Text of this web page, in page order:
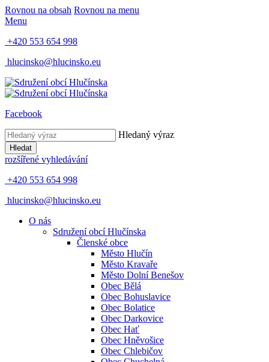
Rovnou na obsah Rovnou na menu
Menu
+420 553 654 998
hlucinsko@hlucinsko.eu
Facebook
Hledaný výraz
Hledat
rozšířené vyhledávání
+420 553 654 998
hlucinsko@hlucinsko.eu
O nás
Sdružení obcí Hlučínska
Členské obce
Město Hlučín
Město Kravaře
Město Dolní Benešov
Obec Bělá
Obec Bohuslavice
Obec Bolatice
Obec Darkovice
Obec Hať
Obec Hněvošice
Obec Chlebičov